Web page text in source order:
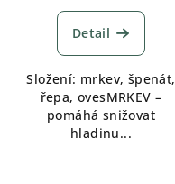
Detail
Složení: mrkev, špenát,
řepa, ovesMRKEV –
pomáhá snižovat
hladinu...